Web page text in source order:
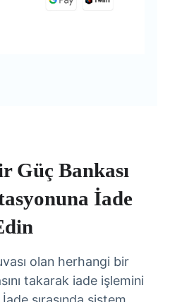
Güç Bankası
İade
olan herhangi bir
takarak iade işlemini